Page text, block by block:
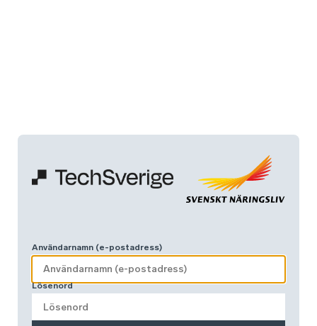
Användarnamn (e-postadress)
Lösenord